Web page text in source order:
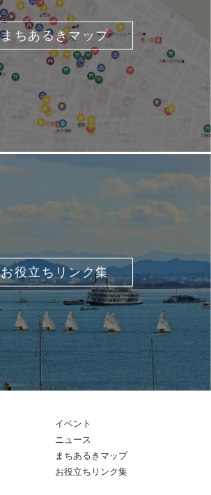
まちあるきマップ
お役立ちリンク集
イベント
ニュース
まちあるきマップ
お役立ちリンク集